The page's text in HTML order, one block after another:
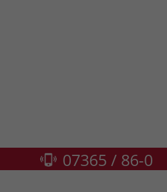
07365 / 86-0